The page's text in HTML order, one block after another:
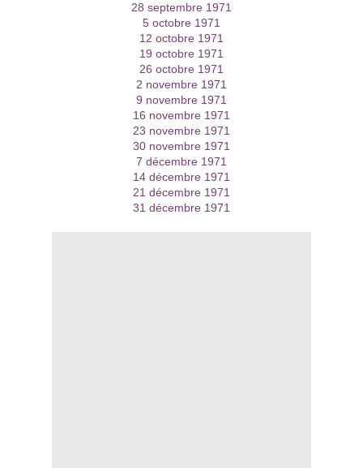
28 septembre 1971
5 octobre 1971
12 octobre 1971
19 octobre 1971
26 octobre 1971
2 novembre 1971
9 novembre 1971
16 novembre 1971
23 novembre 1971
30 novembre 1971
7 décembre 1971
14 décembre 1971
21 décembre 1971
31 décembre 1971